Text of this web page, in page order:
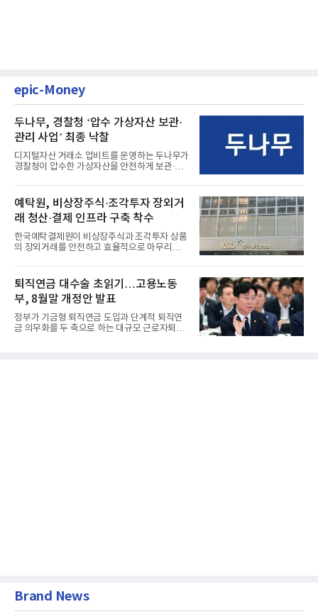
epic-Money
두나무, 경찰청 ‘압수 가상자산 보관·
관리 사업’ 최종 낙찰
디지털자산 거래소 업비트를 운영하는 두나무가
경찰청이 압수한 가상자산을 안전하게 보관·관
예탁원, 비상장주식·조각투자 장외거
래 청산·결제 인프라 구축 착수
한국예탁결제원이 비상장주식과 조각투자 상품
의 장외거래를 안전하고 효율적으로 마무리하기
퇴직연금 대수술 초읽기…고용노동
부, 8월말 개정안 발표
정부가 기금형 퇴직연금 도입과 단계적 퇴직연
금 의무화를 두 축으로 하는 대규모 근로자퇴직
Brand News